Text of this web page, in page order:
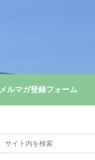
メルマガ登録フォーム